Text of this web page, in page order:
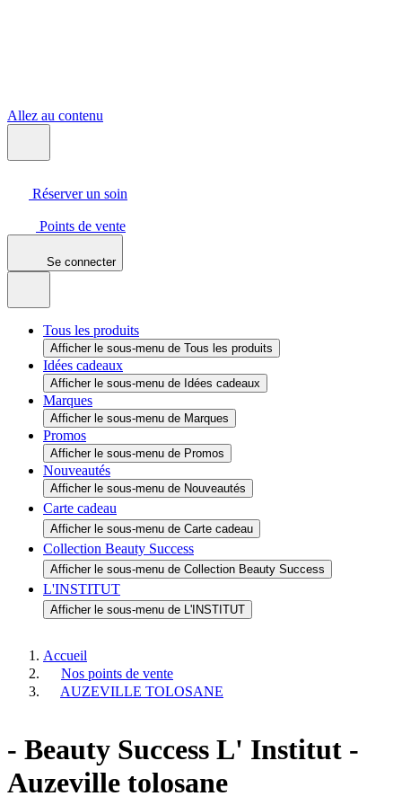
Allez au contenu
Points de vente
Se connecter
Tous les produits
Afficher le sous-menu de Tous les produits
Idées cadeaux
Afficher le sous-menu de Idées cadeaux
Marques
Afficher le sous-menu de Marques
Promos
Afficher le sous-menu de Promos
Nouveautés
Afficher le sous-menu de Nouveautés
Carte cadeau
Afficher le sous-menu de Carte cadeau
Afficher le sous-menu de Collection Beauty Success
L'INSTITUT
Afficher le sous-menu de L'INSTITUT
Accueil
Nos points de vente
AUZEVILLE TOLOSANE